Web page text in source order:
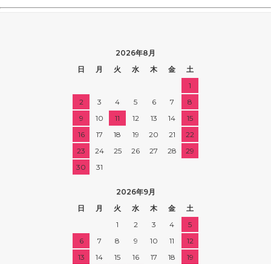
2026年8月
日
月 火 水 木 金
土
1
2
3 4 5 6 7
8
9
10 11 12 13 14
15
16
17 18 19 20 21
22
23
24 25 26 27 28
29
30
31
2026年9月
日
月 火 水 木 金
土
1
2 3 4
5
6
7 8 9 10 11
12
13
14 15 16 17 18
19